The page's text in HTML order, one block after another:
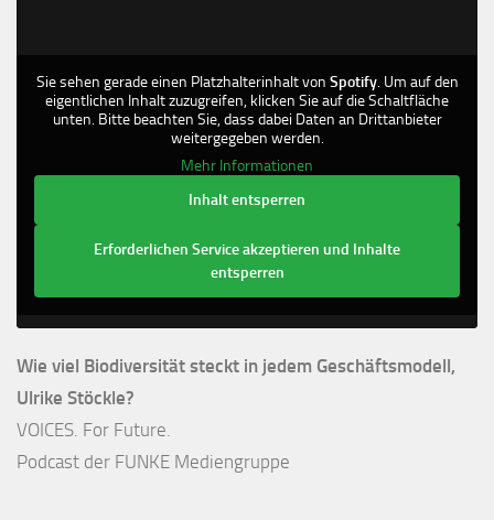
Sie sehen gerade einen Platzhalterinhalt von Spotify. Um auf den
eigentlichen Inhalt zuzugreifen, klicken Sie auf die Schaltfläche
unten. Bitte beachten Sie, dass dabei Daten an Drittanbieter
weitergegeben werden.
Mehr Informationen
Inhalt entsperren
Erforderlichen Service akzeptieren und Inhalte
entsperren
Wie viel Biodiversität steckt in jedem Geschäftsmodell,
Ulrike Stöckle?
VOICES. For Future.
Podcast der FUNKE Mediengruppe